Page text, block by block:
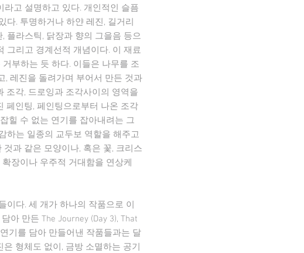
고 설명하고 있다. 개인적인 슬픔
. 투명하거나 하얀 레진, 길거리
플라스틱, 닭장과 향의 그을음 등으
그리고 경계선적 개념이다. 이 재료
부하는 듯 하다. 이들은 나무를 조
, 레진을 돌려가며 부어서 만든 것과
조각, 드로잉과 조각사이의 영역을
페인팅, 페인팅으로부터 나온 조각
힐 수 없는 연기를 잡아내려는 그
하는 일종의 교두보 역할을 해주고
과 같은 모양이나, 혹은 꽃, 크리스
장이나 우주적 거대함을 연상케
다. 세 개가 하나의 작품으로 이
아 만든 The Journey (Day 3), That
기를 담아 만들어낸 작품들과는 달
형체도 없이, 금방 소멸하는 공기